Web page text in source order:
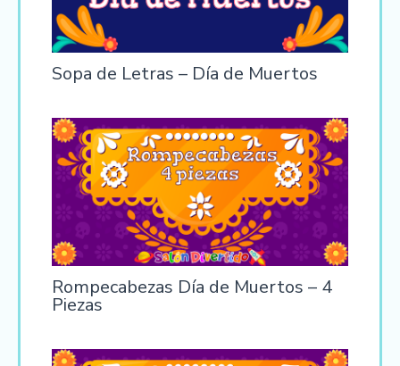
Sopa de Letras – Día de Muertos
Rompecabezas Día de Muertos – 4
Piezas